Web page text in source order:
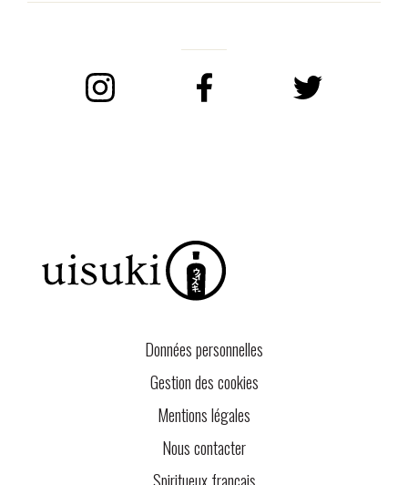
Données personnelles
Gestion des cookies
Mentions légales
Nous contacter